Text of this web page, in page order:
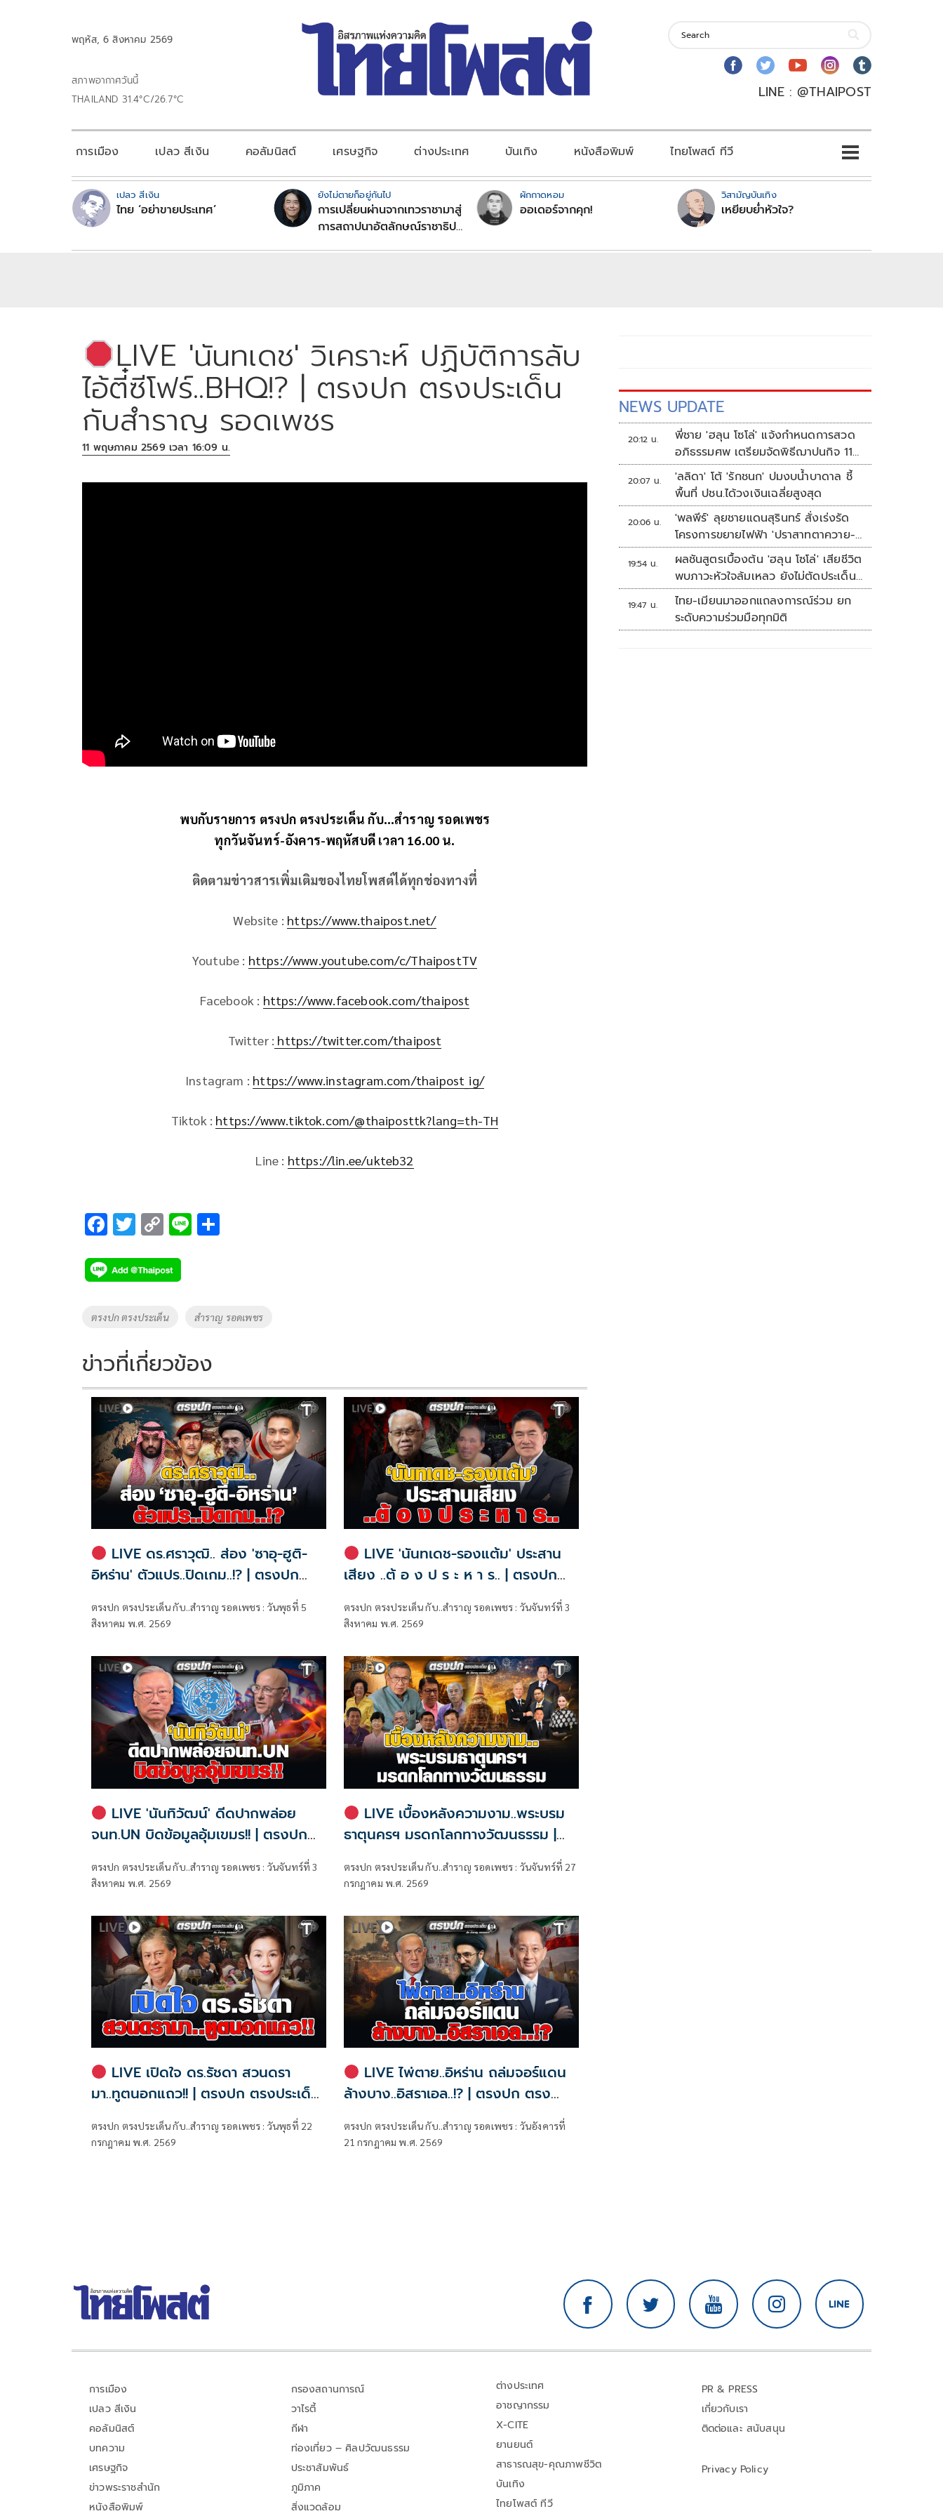
พฤหัส, 6 สิงหาคม 2569
สภาพอากาศวันนี้
THAILAND 31.4°C/26.7°C
LINE : @THAIPOST
การเมือง เปลว สีเงิน คอลัมนิสต์ เศรษฐกิจ ต่างประเทศ บันเทิง หนังสือพิมพ์ ไทยโพสต์ ทีวี
เปลว สีเงิน
ไทย ‘อย่าขายประเทศ’
ยังไม่ตายก็อยู่กันไป
การเปลี่ยนผ่านจากเทวราชามาสู่
การสถาปนาอัตลักษณ์ราชาธิป
ผักกาดหอม
ออเดอร์จากคุก!
วิสามัญบันเทิง
เหยียบย่ำหัวใจ?
LIVE 'นันทเดช' วิเคราะห์ ปฏิบัติการลับ
ไอ้ตี๋ซีโฟร์..BHQ!? | ตรงปก ตรงประเด็น
กับสำราญ รอดเพชร
11 พฤษภาคม 2569 เวลา 16:09 น.
พบกับรายการ ตรงปก ตรงประเด็น กับ...สำราญ รอดเพชร
ทุกวันจันทร์-อังคาร-พฤหัสบดี เวลา 16.00 น.
ติดตามข่าวสารเพิ่มเติมของไทยโพสต์ได้ทุกช่องทางที่
Website : https://www.thaipost.net/
Youtube : https://www.youtube.com/c/ThaipostTV
Facebook : https://www.facebook.com/thaipost
Twitter : https://twitter.com/thaipost
Instagram : https://www.instagram.com/thaipost_ig/
Tiktok : https://www.tiktok.com/@thaiposttk?lang=th-TH
Line : https://lin.ee/ukteb32
F
e
b
o
k
T
tt
er
C
p
y
Li
k
Li
Tags
ตรงปก ตรงประเด็น สำราญ รอดเพชร
ข่าวที่เกี่ยวข้อง
LIVE ดร.ศราวุฒิ.. ส่อง 'ซาอุ-ฮูติ-
อิหร่าน' ตัวแปร..ปิดเกม..!? | ตรงปก
ตรงประเด็น กับ..สำราญ รอดเพชร
ตรงปก ตรงประเด็น กับ..สำราญ รอดเพชร : วันพุธที่ 5
สิงหาคม พ.ศ. 2569
LIVE 'นันทเดช-รองแต้ม' ประสาน
เสียง ..ต้ อ ง ป ร ะ ห า ร.. | ตรงปก
ตรงประเด็น กับ..สำราญ รอดเพชร
ตรงปก ตรงประเด็น กับ..สำราญ รอดเพชร : วันจันทร์ที่ 3
สิงหาคม พ.ศ. 2569
LIVE 'นันทิวัฒน์' ดีดปากพล่อย
จนท.UN บิดข้อมูลอุ้มเขมร!! | ตรงปก
ตรงปก ตรงประเด็น กับ..สำราญ รอดเพชร : วันจันทร์ที่ 3
สิงหาคม พ.ศ. 2569
LIVE เบื้องหลังความงาม..พระบรม
ธาตุนครฯ มรดกโลกทางวัฒนธรรม |
ตรงปก ตรงประเด็น กับ..สำราญ รอด
เพชร
ตรงปก ตรงประเด็น กับ..สำราญ รอดเพชร : วันจันทร์ที่ 27
กรกฎาคม พ.ศ. 2569
LIVE เปิดใจ ดร.รัชดา สวนดรา
มา..ทูตนอกแถว!! | ตรงปก ตรงประเด็น
กับ..สำราญ รอดเพชร
ตรงปก ตรงประเด็น กับ..สำราญ รอดเพชร : วันพุธที่ 22
กรกฎาคม พ.ศ. 2569
LIVE ไพ่ตาย..อิหร่าน ถล่มจอร์แดน
ล้างบาง..อิสราเอล..!? | ตรงปก ตรง
ประเด็น กับ..สำราญ รอดเพชร
ตรงปก ตรงประเด็น กับ..สำราญ รอดเพชร : วันอังคารที่
21 กรกฎาคม พ.ศ. 2569
NEWS UPDATE
20:12 น.
พี่ชาย 'ฮลุน โซโล่' แจ้งกำหนดการสวด
อภิธรรมศพ เตรียมจัดพิธีฌาปนกิจ 11
ส.ค.
20:07 น.
'ลลิดา' โต้ 'รักชนก' ปมงบน้ำบาดาล ชี้
พื้นที่ ปชน.ได้วงเงินเฉลี่ยสูงสุด
20:06 น.
'พลพีร์' ลุยชายแดนสุรินทร์ สั่งเร่งรัด
โครงการขยายไฟฟ้า 'ปราสาทตาควาย-
เนิน 350'
19:54 น.
ผลชันสูตรเบื้องต้น 'ฮลุน โซโล่' เสียชีวิต
พบภาวะหัวใจล้มเหลว ยังไม่ตัดประเด็น
สารพิษ รอจอร์เจียส่งผลตรวจครั้งแรก
19:47 น.
ไทย-เมียนมาออกแถลงการณ์ร่วม ยก
ระดับความร่วมมือทุกมิติ
การเมือง
เปลว สีเงิน
คอลัมนิสต์
บทความ
เศรษฐกิจ
ข่าวพระราชสำนัก
หนังสือพิมพ์
กรองสถานการณ์
วาไรตี้
กีฬา
ท่องเที่ยว – ศิลปวัฒนธรรม
ประชาสัมพันธ์
ภูมิภาค
สิ่งแวดล้อม
ต่างประเทศ
อาชญากรรม
X-CITE
ยานยนต์
สาธารณสุข-คุณภาพชีวิต
บันเทิง
ไทยโพสต์ ทีวี
PR & PRESS
เกี่ยวกับเรา
ติดต่อและ สนับสนุน
Privacy Policy